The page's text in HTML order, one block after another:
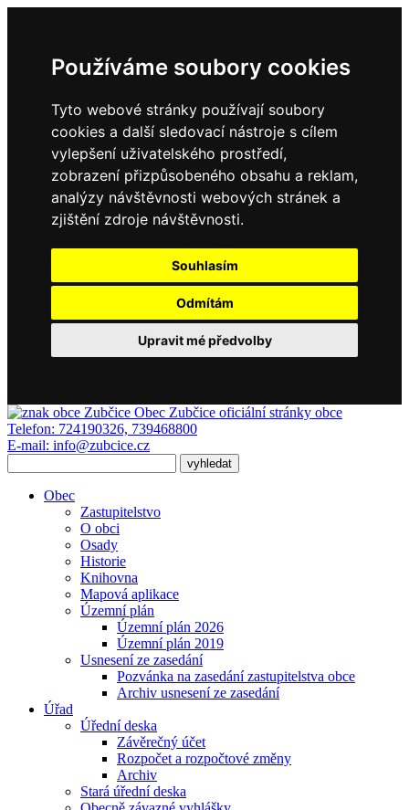
Používáme soubory cookies
Tyto webové stránky používají soubory
cookies a další sledovací nástroje s cílem
vylepšení uživatelského prostředí,
zobrazení přizpůsobeného obsahu a reklam,
analýzy návštěvnosti webových stránek a
zjištění zdroje návštěvnosti.
Souhlasím
Odmítám
Upravit mé předvolby
Obec Zubčice oficiální stránky obce
Telefon: 724190326, 739468800
E-mail: info@zubcice.cz
Obec
Zastupitelstvo
O obci
Osady
Historie
Knihovna
Mapová aplikace
Územní plán
Územní plán 2026
Územní plán 2019
Usnesení ze zasedání
Pozvánka na zasedání zastupitelstva obce
Archiv usnesení ze zasedání
Úřad
Úřední deska
Závěrečný účet
Rozpočet a rozpočtové změny
Archiv
Stará úřední deska